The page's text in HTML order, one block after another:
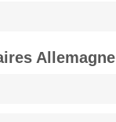
Allemagne